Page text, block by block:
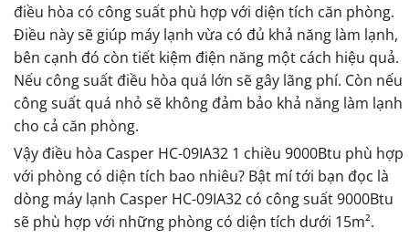
điều hòa có công suất phù hợp với diện tích căn phòng.
Điều này sẽ giúp máy lạnh vừa có đủ khả năng làm lạnh,
bên cạnh đó còn tiết kiệm điện năng một cách hiệu quả.
Nếu công suất điều hòa quá lớn sẽ gây lãng phí. Còn nếu
công suất quá nhỏ sẽ không đảm bảo khả năng làm lạnh
cho cả căn phòng.
Vậy điều hòa Casper HC-09IA32 1 chiều 9000Btu phù hợp
với phòng có diện tích bao nhiêu? Bật mí tới bạn đọc là
dòng máy lạnh Casper HC-09IA32 có công suất 9000Btu
sẽ phù hợp với những phòng có diện tích dưới 15m².